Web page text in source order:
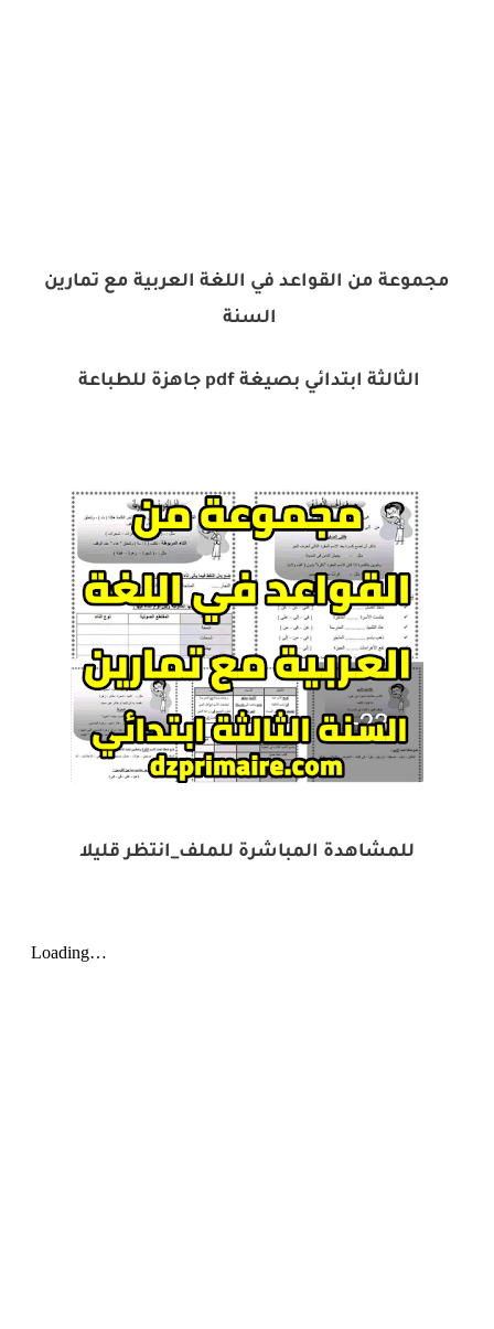
مجموعة من القواعد في اللغة العربية مع تمارين
السنة
الثالثة ابتدائي بصيغة pdf جاهزة للطباعة
للمشاهدة المباشرة للملف_انتظر قليلا